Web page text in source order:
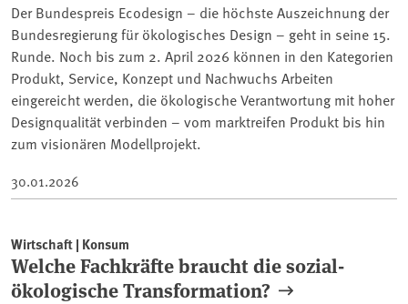
Der Bundespreis Ecodesign – die höchste Auszeichnung der
Bundesregierung für ökologisches Design – geht in seine 15.
Runde. Noch bis zum 2. April 2026 können in den Kategorien
Produkt, Service, Konzept und Nachwuchs Arbeiten
eingereicht werden, die ökologische Verantwortung mit hoher
Designqualität verbinden – vom marktreifen Produkt bis hin
zum visionären Modellprojekt.
30.01.2026
Wirtschaft | Konsum
Welche Fachkräfte braucht die sozial-
ökologische Transformation?